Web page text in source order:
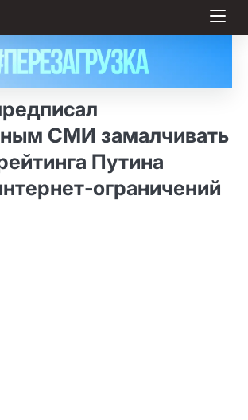
СМИ замалчивать
Путина